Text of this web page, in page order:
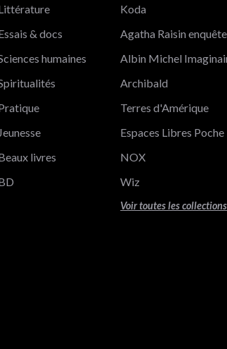
& docs
humaines
Jeunesse
livres
Koda
Agatha Raisin enquête
Albin Michel
Archibald
Terres d'Amérique
Espaces Libres Poche
NOX
Wiz
Voir toutes les collections